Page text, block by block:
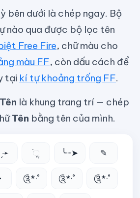
bên dưới là chép ngay. Bộ
nào qua được bộ lọc tên
Free Fire, chữ màu cho
màu FF, còn dấu cách để
tại kí tự khoảng trống FF.
Tên là khung trang trí — chép
Tên bằng tên của mình.
̗̀➛ ׂׂૢ ╰┈➤ ✎
༊*·˚ ༊*·˚ ༊*·˚